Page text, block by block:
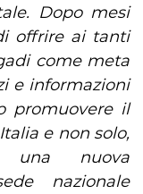
Dopo mesi
offrire ai tanti
come meta
e informazioni
promuovere il
e non solo,
una nuova
nazionale